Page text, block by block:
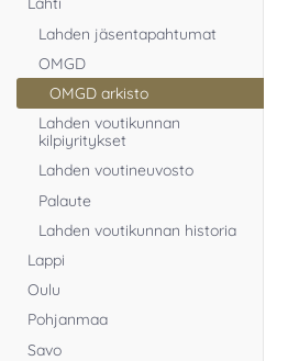
Lahden jäsentapahtumat
OMGD
OMGD arkisto
Lahden voutikunnan
kilpiyritykset
Lahden voutineuvosto
Palaute
Lahden voutikunnan historia
Lappi
Oulu
Pohjanmaa
Savo